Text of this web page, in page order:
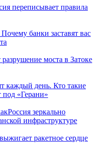
переписывает правила
банки заставят вас
моста в Затоке
каждый день. Кто такие
под «Герани»
зеркально
инфраструктуре
ракетное сердце